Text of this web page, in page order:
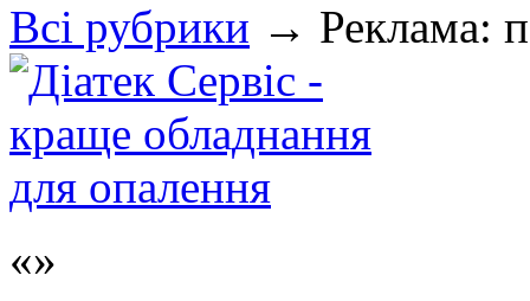
Всi рубрики → Реклама: